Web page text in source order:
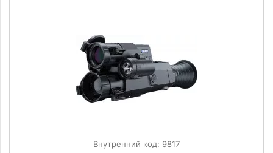
Внутренний код: 9817